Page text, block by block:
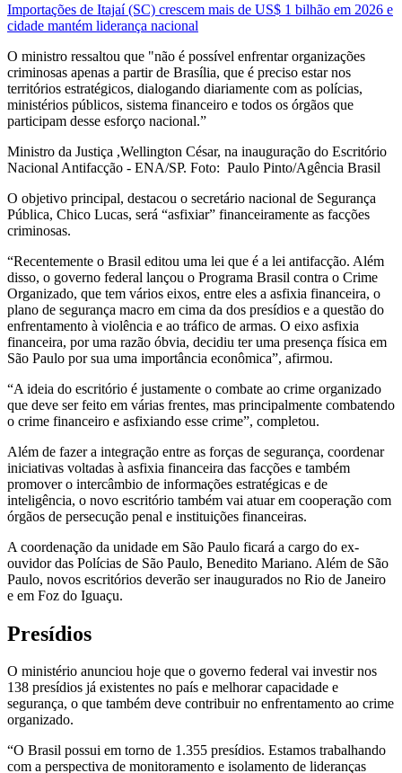
Importações de Itajaí (SC) crescem mais de US$ 1 bilhão em 2026 e
cidade mantém liderança nacional
O ministro ressaltou que "não é possível enfrentar organizações
criminosas apenas a partir de Brasília, que é preciso estar nos
territórios estratégicos, dialogando diariamente com as polícias,
ministérios públicos, sistema financeiro e todos os órgãos que
participam desse esforço nacional.”
Ministro da Justiça ,Wellington César, na inauguração do Escritório
Nacional Antifacção - ENA/SP. Foto: Paulo Pinto/Agência Brasil
O objetivo principal, destacou o secretário nacional de Segurança
Pública, Chico Lucas, será “asfixiar” financeiramente as facções
criminosas.
“Recentemente o Brasil editou uma lei que é a lei antifacção. Além
disso, o governo federal lançou o Programa Brasil contra o Crime
Organizado, que tem vários eixos, entre eles a asfixia financeira, o
plano de segurança macro em cima da dos presídios e a questão do
enfrentamento à violência e ao tráfico de armas. O eixo asfixia
financeira, por uma razão óbvia, decidiu ter uma presença física em
São Paulo por sua uma importância econômica”, afirmou.
“A ideia do escritório é justamente o combate ao crime organizado
que deve ser feito em várias frentes, mas principalmente combatendo
o crime financeiro e asfixiando esse crime”, completou.
Além de fazer a integração entre as forças de segurança, coordenar
iniciativas voltadas à asfixia financeira das facções e também
promover o intercâmbio de informações estratégicas e de
inteligência, o novo escritório também vai atuar em cooperação com
órgãos de persecução penal e instituições financeiras.
A coordenação da unidade em São Paulo ficará a cargo do ex-
ouvidor das Polícias de São Paulo, Benedito Mariano. Além de São
Paulo, novos escritórios deverão ser inaugurados no Rio de Janeiro
e em Foz do Iguaçu.
Presídios
O ministério anunciou hoje que o governo federal vai investir nos
138 presídios já existentes no país e melhorar capacidade e
segurança, o que também deve contribuir no enfrentamento ao crime
organizado.
“O Brasil possui em torno de 1.355 presídios. Estamos trabalhando
com a perspectiva de monitoramento e isolamento de lideranças